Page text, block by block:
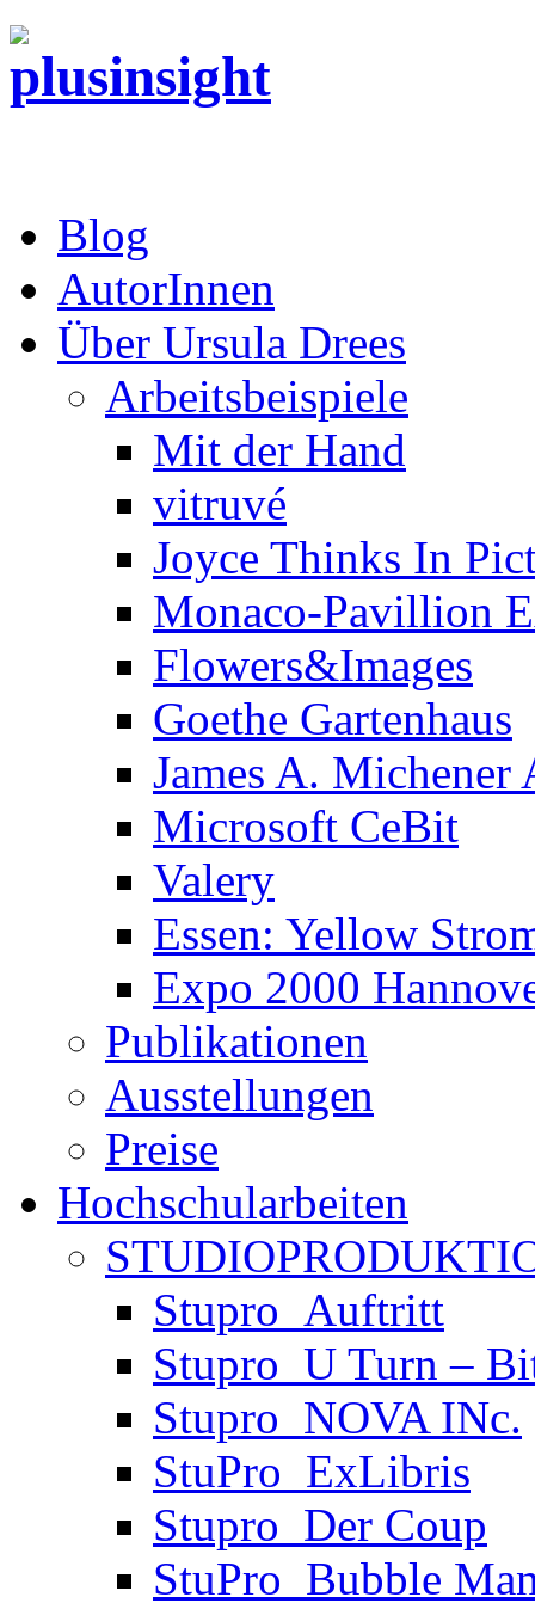
Blog
AutorInnen
Über Ursula Drees
Arbeitsbeispiele
Mit der Hand
vitruvé
Joyce Thinks In
Monaco-Pavillion
Flowers&Images
Goethe Gartenhaus
James A. Michener
Microsoft CeBit
Valery
Essen: Yellow
Expo 2000
Publikationen
Ausstellungen
Preise
Hochschularbeiten
Stupro_Auftritt
Stupro_U Turn –
Stupro_NOVA INc.
StuPro_ExLibris
Stupro_Der Coup
StuPro_Bubble